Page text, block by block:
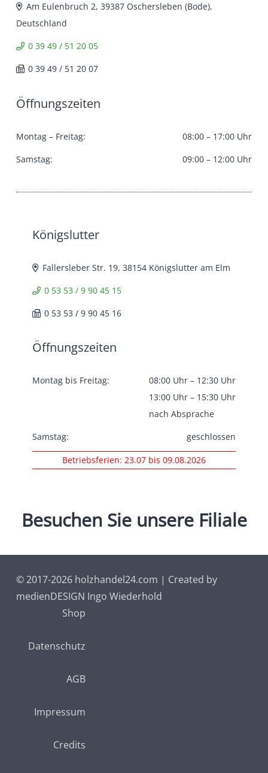
Am Eulenbruch 2, 39387 Oschersleben (Bode),
Deutschland
0 39 49 / 51 20 05
0 39 49 / 51 20 07
Öffnungszeiten
Montag – Freitag:
08:00 – 17:00 Uhr
Samstag:
09:00 – 12:00 Uhr
Königslutter
Fallersleber Str. 19, 38154 Königslutter am Elm
0 53 53 / 9 90 45 15
0 53 53 / 9 90 45 16
Öffnungszeiten
Montag bis Freitag:
08:00 Uhr – 12:30 Uhr
13:00 Uhr – 15:30 Uhr
nach Absprache
Samstag:
geschlossen
Betriebsferien: 23.07 bis 09.08.2026
Besuchen Sie unsere Filiale
© 2017-2026 holzhandel24.com | Created by
medienDESIGN Ingo Wiederhold
Shop
Datenschutz
AGB
Impressum
Credits